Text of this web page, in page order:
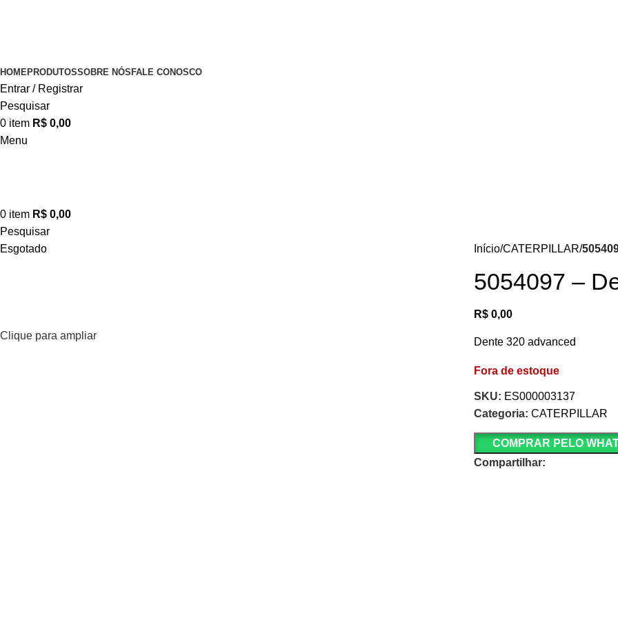
HOMEPRODUTOSSOBRE NÓS FALE CONOSCO
Entrar / Registrar
Pesquisar
0 item R$ 0,00
Menu
0 item R$ 0,00
Pesquisar
Esgotado
Clique para ampliar
Início CATERPILLAR
5054097 –
R$ 0,00
Dente 320 advanced
Fora de estoque
SKU: ES000003137
Categoria: CATERPILLAR
COMPRAR PELO
Compartilhar: